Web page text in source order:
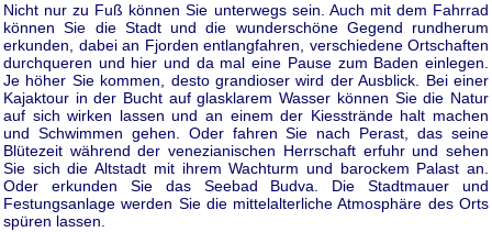
Nicht nur zu Fuß können Sie unterwegs sein. Auch mit dem Fahrrad
können Sie die Stadt und die wunderschöne Gegend rundherum
erkunden, dabei an Fjorden entlangfahren, verschiedene Ortschaften
durchqueren und hier und da mal eine Pause zum Baden einlegen.
Je höher Sie kommen, desto grandioser wird der Ausblick. Bei einer
Kajaktour in der Bucht auf glasklarem Wasser können Sie die Natur
auf sich wirken lassen und an einem der Kiesstrände halt machen
und Schwimmen gehen. Oder fahren Sie nach Perast, das seine
Blütezeit während der venezianischen Herrschaft erfuhr und sehen
Sie sich die Altstadt mit ihrem Wachturm und barockem Palast an.
Oder erkunden Sie das Seebad Budva. Die Stadtmauer und
Festungsanlage werden Sie die mittelalterliche Atmosphäre des Orts
spüren lassen.